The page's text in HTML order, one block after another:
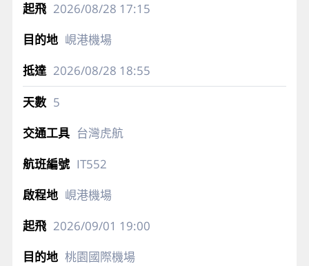
2026/08/28 17:15
峴港機場
2026/08/28 18:55
5
台灣虎航
IT552
峴港機場
2026/09/01 19:00
桃園國際機場